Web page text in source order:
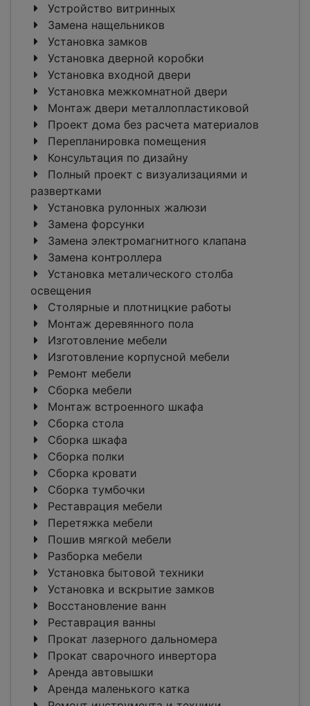
Устройство витринных
Замена нащельников
Установка замков
Установка дверной коробки
Установка входной двери
Установка межкомнатной двери
Монтаж двери металлопластиковой
Проект дома без расчета материалов
Перепланировка помещения
Консультация по дизайну
Полный проект с визуализациями и
развертками
Установка рулонных жалюзи
Замена форсунки
Замена электромагнитного клапана
Замена контроллера
Установка металического столба
освещения
Столярные и плотницкие работы
Монтаж деревянного пола
Изготовление мебели
Изготовление корпусной мебели
Ремонт мебели
Сборка мебели
Монтаж встроенного шкафа
Сборка стола
Сборка шкафа
Сборка полки
Сборка кровати
Сборка тумбочки
Реставрация мебели
Перетяжка мебели
Пошив мягкой мебели
Разборка мебели
Установка бытовой техники
Установка и вскрытие замков
Восстановление ванн
Реставрация ванны
Прокат лазерного дальномера
Прокат сварочного инвертора
Аренда автовышки
Аренда маленького катка